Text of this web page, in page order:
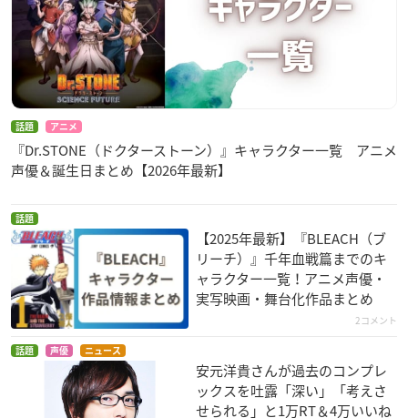
話題 アニメ
『Dr.STONE（ドクターストーン）』キャラクター一覧 アニメ
声優＆誕生日まとめ【2026年最新】
話題
【2025年最新】『BLEACH（ブ
リーチ）』千年血戦篇までのキ
ャラクター一覧！アニメ声優・
実写映画・舞台化作品まとめ
2コメント
話題 声優 ニュース
安元洋貴さんが過去のコンプレ
ックスを吐露「深い」「考えさ
せられる」と1万RT＆4万いいね